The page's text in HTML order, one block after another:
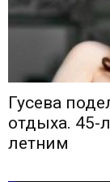
Гусева
отдыха. 45-
летним